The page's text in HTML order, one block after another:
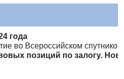
года
во Всероссийском
позиций по залогу.